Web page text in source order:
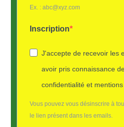
Ex. : abc@xyz.com
Inscription
J'accepte de recevoir les
avoir pris connaissance
confidentialité et
Vous pouvez vous désinscrire à
le lien présent dans les emails.